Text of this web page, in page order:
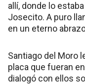
allí, donde lo
Josecito. A puro
en un eterno
Santiago del Moro
placa que fueran
dialogó con ellos